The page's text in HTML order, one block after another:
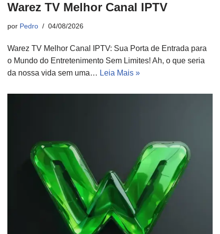
Warez TV Melhor Canal IPTV
por Pedro 04/08/2026
Warez TV Melhor Canal IPTV: Sua Porta de Entrada para
o Mundo do Entretenimento Sem Limites! Ah, o que seria
da nossa vida sem uma… Leia Mais »